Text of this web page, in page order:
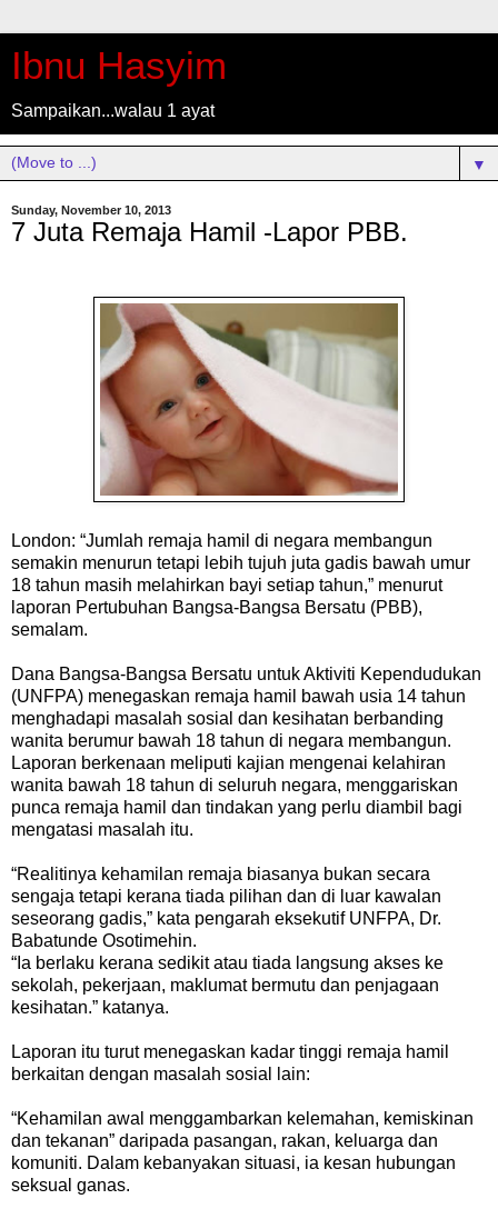
Ibnu Hasyim
Sampaikan...walau 1 ayat
▼
Sunday, November 10, 2013
7 Juta Remaja Hamil -Lapor PBB.
London: “Jumlah remaja hamil di negara membangun
semakin menurun tetapi lebih tujuh juta gadis bawah umur
18 tahun masih melahirkan bayi setiap tahun,” menurut
laporan Pertubuhan Bangsa-Bangsa Bersatu (PBB),
semalam.
Dana Bangsa-Bangsa Bersatu untuk Aktiviti Kependudukan
(UNFPA) menegaskan remaja hamil bawah usia 14 tahun
menghadapi masalah sosial dan kesihatan berbanding
wanita berumur bawah 18 tahun di negara membangun.
Laporan berkenaan meliputi kajian mengenai kelahiran
wanita bawah 18 tahun di seluruh negara, menggariskan
punca remaja hamil dan tindakan yang perlu diambil bagi
mengatasi masalah itu.
“Realitinya kehamilan remaja biasanya bukan secara
sengaja tetapi kerana tiada pilihan dan di luar kawalan
seseorang gadis,” kata pengarah eksekutif UNFPA, Dr.
Babatunde Osotimehin.
“Ia berlaku kerana sedikit atau tiada langsung akses ke
sekolah, pekerjaan, maklumat bermutu dan penjagaan
kesihatan.” katanya.
Laporan itu turut menegaskan kadar tinggi remaja hamil
berkaitan dengan masalah sosial lain:
“Kehamilan awal menggambarkan kelemahan, kemiskinan
dan tekanan” daripada pasangan, rakan, keluarga dan
komuniti. Dalam kebanyakan situasi, ia kesan hubungan
seksual ganas.